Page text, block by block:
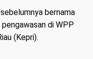
bernama
di WPP
(Kepri).